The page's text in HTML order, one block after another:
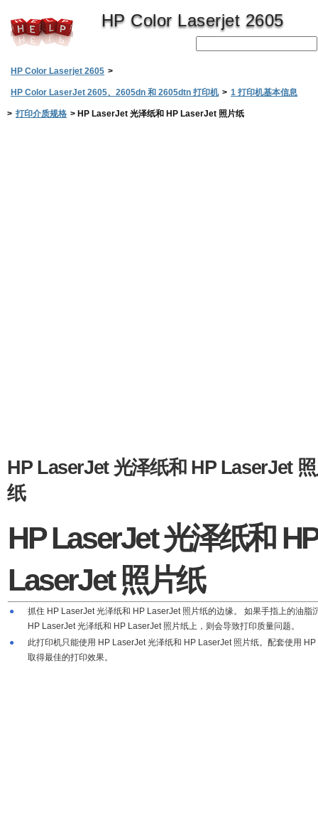
HP Color Laserjet 2605
HP Color Laserjet 2605 >
HP Color LaserJet 2605、2605dn 和 2605dtn 打印机 > 1 打印机基本信息
> 打印介质规格 > HP LaserJet 光泽纸和 HP LaserJet 照片纸
HP LaserJet 光泽纸和 HP LaserJet
纸
HP LaserJet 光泽纸和 HP
LaserJet 照片纸
●
抓住 HP LaserJet 光泽纸和 HP LaserJet 照片纸的边缘。 如果手指上的油脂
HP LaserJet 光泽纸和 HP LaserJet 照片纸上，则会导致打印质量问题。
●
此打印机只能使用 HP LaserJet 光泽纸和 HP LaserJet 照片纸。配套使用 HP
取得最佳的打印效果。